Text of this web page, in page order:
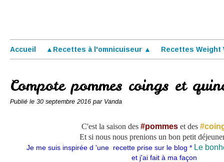
Accueil ▲Recettes à l'omnicuiseur ▲ Recettes Weight
Compote pommes coings et
Publié le 30 septembre 2016 par Vanda
C'est la saison des #pommes et des
Et si nous nous prenions un bon petit
Je me suis inspirée d 'une recette prise sur le blog * Le
et j'ai fait à ma façon